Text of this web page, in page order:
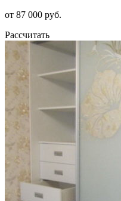
от 87 000 руб.
Рассчитать